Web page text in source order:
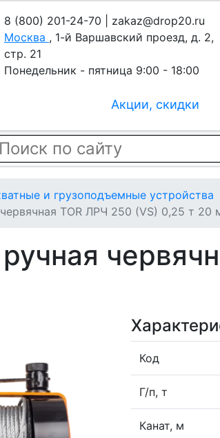
8 (800) 201-24-70 | zakaz@drop20.ru
Москва , 1-й Варшавский проезд, д. 2,
стр. 21
Понедельник - пятница 9:00 - 18:00
Акции, скидки
и грузоподъемные устройства
TOR ЛРЧ 250 (VS) 0,25 т 20
Код
Г/п, т
Канат, м